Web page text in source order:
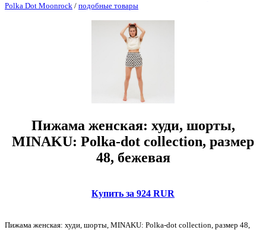
Polka Dot Moonrock / подобные товары
Пижама женская: худи, шорты,
MINAKU: Polka-dot collection, размер
48, бежевая
Купить за 924 RUR
Пижама женская: худи, шорты, MINAKU: Polka-dot collection, размер 48,